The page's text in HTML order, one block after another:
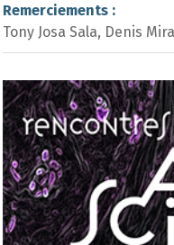
Remerciements :
Tony Josa Sala, Denis